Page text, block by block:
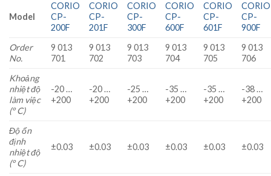
Model
CORIO
CP-
200F
CORIO
CP-
201F
CORIO
CP-
300F
CORIO
CP-
600F
CORIO
CP-
601F
CORIO
CP-
900F
Order
No.
9 013
701
9 013
702
9 013
703
9 013
704
9 013
705
9 013
706
Khoảng
nhiệt độ
làm việc
(° C)
-20 …
+200
-20 …
+200
-25 …
+200
-35 …
+200
-35 …
+200
-38 …
+200
Độ ổn
định
nhiệt độ
(° C)
±0.03 ±0.03 ±0.03 ±0.03 ±0.03 ±0.03